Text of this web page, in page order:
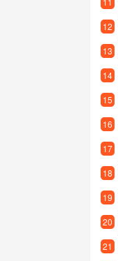
12
13
14
15
16
17
18
19
20
21